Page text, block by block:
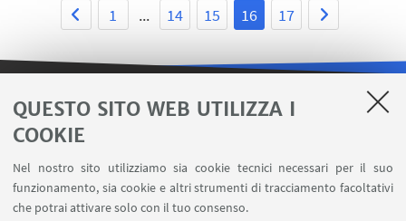
QUESTO SITO WEB UTILIZZA I
COOKIE
Nel nostro sito utilizziamo sia cookie tecnici necessari per il suo
funzionamento, sia cookie e altri strumenti di tracciamento facoltativi
che potrai attivare solo con il tuo consenso.
1 ... 14 15 16 17
LINK UTILI
Contatti
Carta dei servizi